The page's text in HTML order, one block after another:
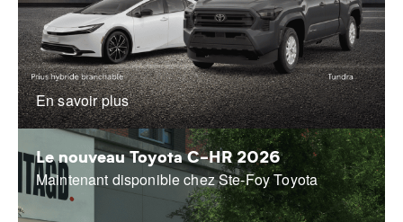
En savoir plus
Le nouveau Toyota C-HR 2026
Maintenant disponible chez Ste-Foy Toyota